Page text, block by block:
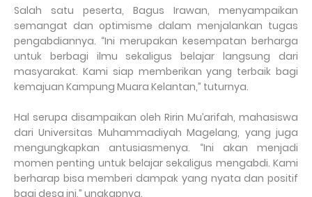
Salah satu peserta, Bagus Irawan, menyampaikan
semangat dan optimisme dalam menjalankan tugas
pengabdiannya. “Ini merupakan kesempatan berharga
untuk berbagi ilmu sekaligus belajar langsung dari
masyarakat. Kami siap memberikan yang terbaik bagi
kemajuan Kampung Muara Kelantan,” tuturnya.
Hal serupa disampaikan oleh Ririn Mu’arifah, mahasiswa
dari Universitas Muhammadiyah Magelang, yang juga
mengungkapkan antusiasmenya. “Ini akan menjadi
momen penting untuk belajar sekaligus mengabdi. Kami
berharap bisa memberi dampak yang nyata dan positif
bagi desa ini,” ungkapnya.